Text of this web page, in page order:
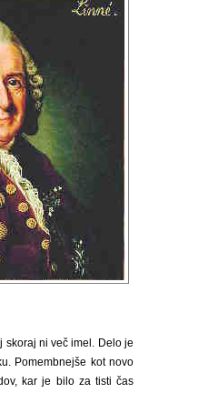
skoraj ni več imel. Delo je
Pomembnejše kot novo
kar je bilo za tisti čas